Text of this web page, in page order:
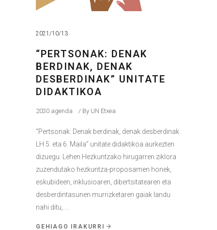
2021/10/13
“PERTSONAK: DENAK
BERDINAK, DENAK
DESBERDINAK” UNITATE
DIDAKTIKOA
2030 agenda By UN Etxea
“Pertsonak: Denak berdinak, denak desberdinak.
LH 5. eta 6. Maila” unitate didaktikoa aurkezten
dizuegu. Lehen Hezkuntzako hirugarren ziklora
zuzendutako hezkuntza-proposamen honek,
eskubideen, inklusioaren, dibertsitatearen eta
desberdintasunen murrizketaren gaiak landu
nahi ditu,
GEHIAGO IRAKURRI